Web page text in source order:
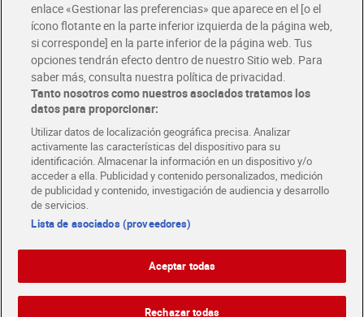
Folletos y Tiendas
Descubre las mejores ofertas y busca tu tienda más cercana
Tarjeta MaX Dia
Te devuelve hasta 8€/mes de tus compras.
¡Solicita tu tarjeta de crédito aquí!
COMER MEJOR CADA DIA
COLABORA CON DIA ABRE TU TIENDA DIA CORPORATE
enlace «Gestionar las preferencias» que aparece en el [o el
ícono flotante en la parte inferior izquierda de la página web,
si corresponde] en la parte inferior de la página web. Tus
opciones tendrán efecto dentro de nuestro Sitio web. Para
saber más, consulta nuestra política de privacidad.
Tanto nosotros como nuestros asociados tratamos los
datos para proporcionar:
Utilizar datos de localización geográfica precisa. Analizar
activamente las características del dispositivo para su
identificación. Almacenar la información en un dispositivo y/o
acceder a ella. Publicidad y contenido personalizados, medición
de publicidad y contenido, investigación de audiencia y desarrollo
de servicios.
Lista de asociados (proveedores)
Aceptar todas
Rechazar todas